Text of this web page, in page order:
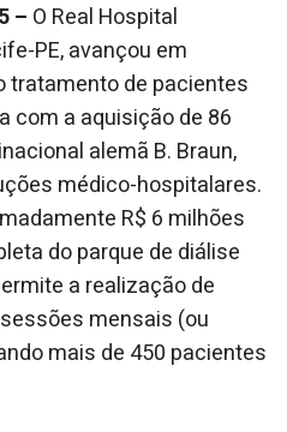
– O Real Hospital
PE, avançou em
tratamento de pacientes
com a aquisição de 86
alemã B. Braun,
médico-hospitalares.
R$ 6 milhões
do parque de diálise
a realização de
mensais (ou
mais de 450 pacientes